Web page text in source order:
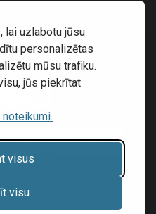
lai uzlabotu jūsu
personalizētas
mūsu trafiku.
jūs piekrītat
visus
visu
apmaksa
noteikumi
Inibrand